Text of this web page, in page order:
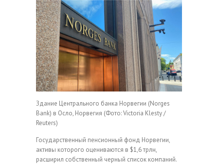
Здание Центрального банка Норвегии (Norges
Bank) в Осло, Норвегия (Фото: Victoria Klesty /
Reuters)
Государственный пенсионный фонд Норвегии,
активы которого оцениваются в $1,6 трлн,
расширил собственный черный список компаний.